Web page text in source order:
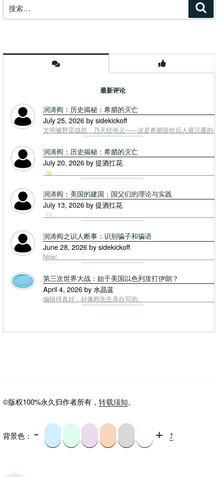
索：
最新评论
润涛阎：历史揭秘：希腊的灭亡
July 25, 2026 by sidekickoff
文明被野蛮战胜，乃天经地义——这是希腊留给后人最沉重的
润涛阎：历史揭秘：希腊的灭亡
July 20, 2026 by 提酒扛花
润涛阎：美国的建国：国父们的理论与实践
July 13, 2026 by 提酒扛花
润涛阎之识人断事：识别骗子和骗语
June 28, 2026 by sidekickoff
Nice!
第三次世界大战：始于美国以色列攻打伊朗？
April 4, 2026 by 水晶蓝
编辑得真好，好像阎先生亲自写的。
©版权100%永久归作者所有， 转载须知。
背景色： - + ⤴